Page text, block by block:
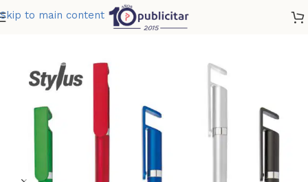
Skip to main content
BOLIGRAFO ATENEA STYLUS